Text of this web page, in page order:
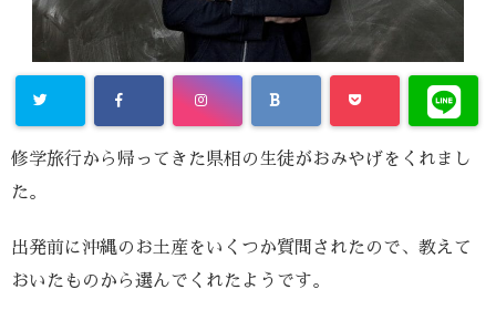
修学旅行から帰ってきた県相の生徒がおみやげをくれまし
た。
出発前に沖縄のお土産をいくつか質問されたので、教えて
おいたものから選んでくれたようです。